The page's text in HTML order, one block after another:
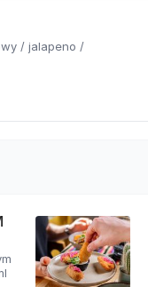
/ jalapeno /